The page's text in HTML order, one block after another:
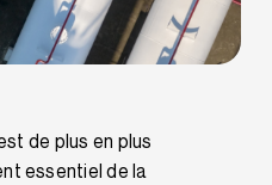
de plus en plus
essentiel de la